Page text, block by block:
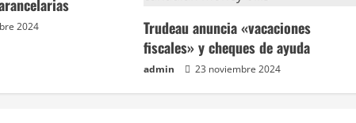
2024
Trudeau anuncia «vacaciones
fiscales» y cheques de ayuda
admin 23 noviembre 2024